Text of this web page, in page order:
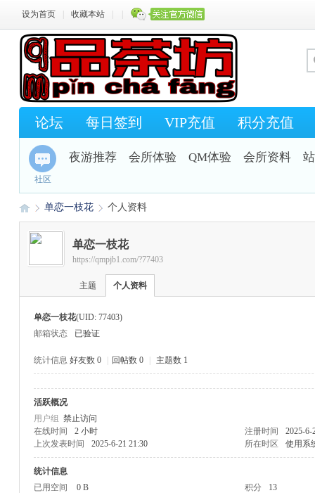
设为首页 收藏本站
论坛 每日签到 VIP充值 积分充值
社区
夜游推荐 会所体验 QM体验 会所资料
›
单恋一枝花 个人资料
单恋一枝花
https://qmpjb1.com/?77403
主题 个人资料
单恋一枝花(UID: 77403)
邮箱状态
已验证
统计信息 好友数 0 回帖数 0 主题数 1
活跃概况
用户组 禁止访问
在线时间
2 小时 注册时间
2025-6-
上次发表时间
2025-6-21 21:30 所在时区 使用系
统计信息
已用空间
0 B 积分
13